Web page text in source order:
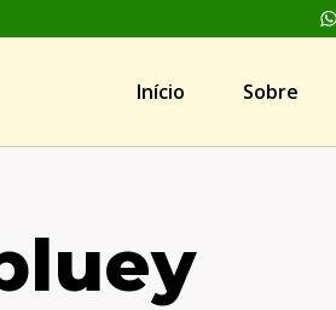
Início Sobre